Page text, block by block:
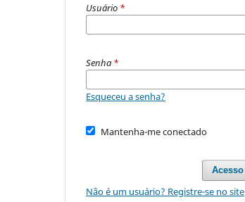
Usuário *
Senha *
Esqueceu a senha?
Mantenha-me conectado
Acesso
Não é um usuário? Registre-se no site